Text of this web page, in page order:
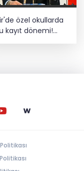
özel okullarda
kayıt dönemi!
kalktı, veli